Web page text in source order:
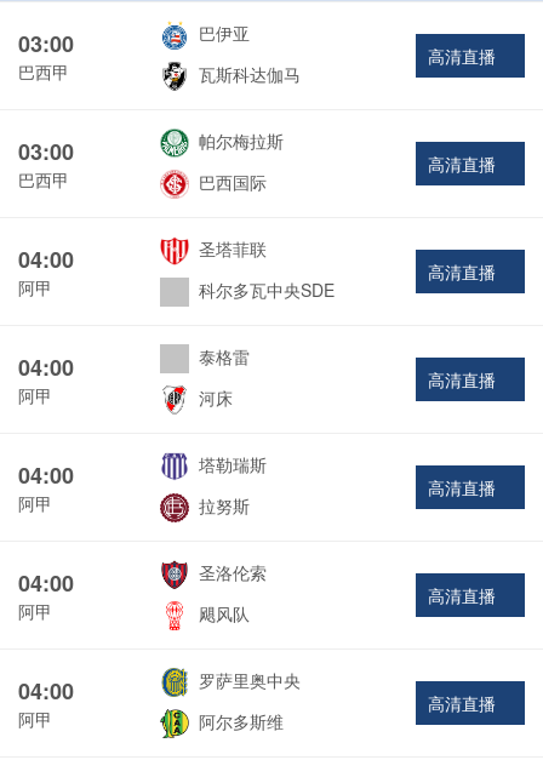
03:00
巴西甲
巴伊亚
瓦斯科达伽马
高清直播
03:00
巴西甲
帕尔梅拉斯
巴西国际
高清直播
04:00
阿甲
圣塔菲联
科尔多瓦中央SDE
高清直播
04:00
阿甲
泰格雷
河床
高清直播
04:00
阿甲
塔勒瑞斯
拉努斯
高清直播
04:00
阿甲
圣洛伦索
飓风队
高清直播
04:00
阿甲
罗萨里奥中央
阿尔多斯维
高清直播